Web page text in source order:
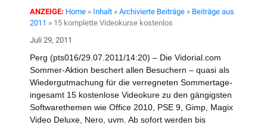
ANZEIGE: Home » Inhalt » Archivierte Beiträge » Beiträge aus
2011 » 15 komplette Videokurse kostenlos
Juli 29, 2011
Perg (pts016/29.07.2011/14:20) – Die Vidorial.com
Sommer-Aktion beschert allen Besuchern – quasi als
Wiedergutmachung für die verregneten Sommertage-
ingesamt 15 kostenlose Videokure zu den gängigsten
Softwarethemen wie Office 2010, PSE 9, Gimp, Magix
Video Deluxe, Nero, uvm. Ab sofort werden bis